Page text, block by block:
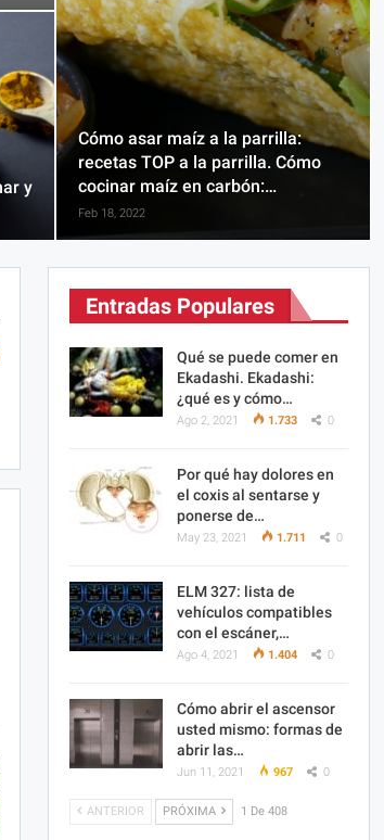
y
Cómo asar maíz a la parrilla:
recetas TOP a la parrilla. Cómo
cocinar maíz en carbón:…
Feb 18, 2022
Entradas Populares
Qué se puede comer en
Ekadashi. Ekadashi:
¿qué es y cómo…
Ago 2, 2021 1.733 0
Por qué hay dolores en
el coxis al sentarse y
ponerse de…
May 23, 2021 1.711 0
ELM 327: lista de
vehículos compatibles
con el escáner,…
Ago 4, 2021 1.404 0
Cómo abrir el ascensor
usted mismo: formas de
abrir las…
Jun 11, 2021 967 0
ANTERIOR PRÓXIMA 1 De 408